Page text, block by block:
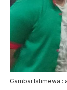
Gambar Istimewa :